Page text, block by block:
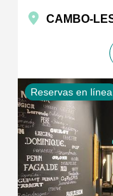
CAMBO-
Reservas en línea